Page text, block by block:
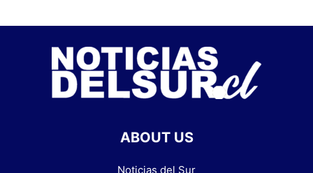
ABOUT US
Noticias del Sur